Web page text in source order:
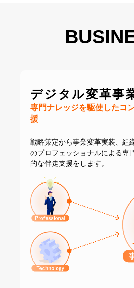
デジタル変革事
専門ナレッジを駆使したコ
援
戦略策定から事業変革実装、組
のプロフェッショナルによる専
的な伴走支援をします。